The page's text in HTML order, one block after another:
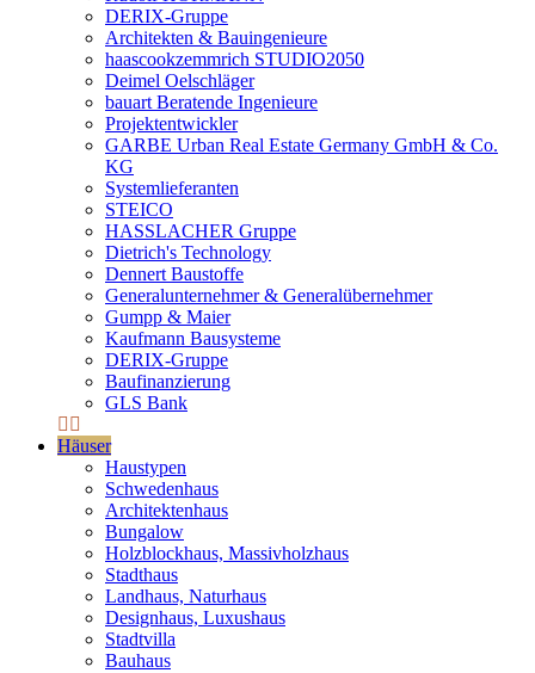
DERIX-Gruppe
Architekten & Bauingenieure
haascookzemmrich STUDIO2050
Deimel Oelschläger
bauart Beratende Ingenieure
Projektentwickler
GARBE Urban Real Estate Germany GmbH & Co.
KG
Systemlieferanten
STEICO
HASSLACHER Gruppe
Dietrich's Technology
Dennert Baustoffe
Generalunternehmer & Generalübernehmer
Gumpp & Maier
Kaufmann Bausysteme
DERIX-Gruppe
Baufinanzierung
GLS Bank
Häuser
Haustypen
Schwedenhaus
Architektenhaus
Bungalow
Holzblockhaus, Massivholzhaus
Stadthaus
Landhaus, Naturhaus
Designhaus, Luxushaus
Stadtvilla
Bauhaus